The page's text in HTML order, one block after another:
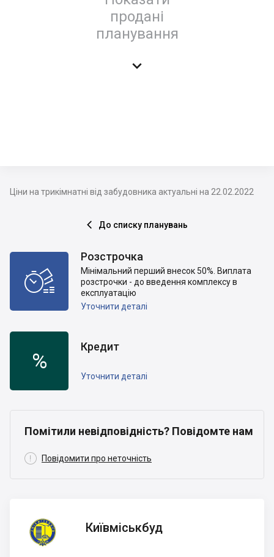
продані
планування

Ціни на трикімнатні від забудовника актуальні на 22.02.2022
 До списку планувань

Розстрочка
Мінімальний перший внесок 50%. Виплата
розстрочки - до введення комплексу в
експлуатацію
Уточнити деталі
%
Кредит
Уточнити деталі
Помітили невідповідність? Повідомте нам
 Повідомити про неточність
Київміськбуд
Київміськбуд